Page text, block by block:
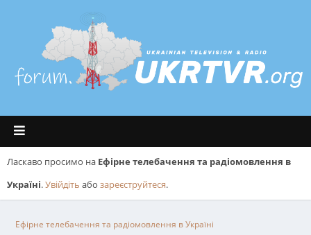
Ласкаво просимо на Ефірне телебачення та радіомовлення в
Україні.Увійдіть або зареєструйтеся.
Ефірне телебачення та радіомовлення в Україні